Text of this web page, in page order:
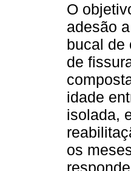
O
adesão
bucal de
de
idade
isolada,
os